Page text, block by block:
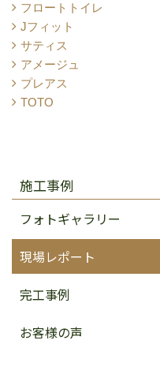
フロートトイレ
Jフィット
サティス
アメージュ
プレアス
TOTO
施工事例
フォトギャラリー
現場レポート
完工事例
お客様の声